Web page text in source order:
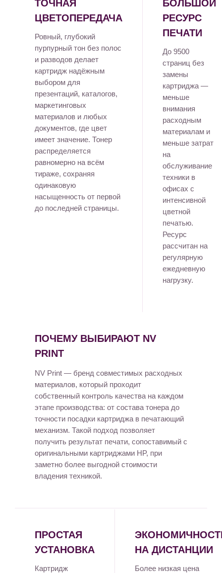
ТОЧНАЯ
ЦВЕТОПЕРЕДАЧА
Ровный, глубокий
пурпурный тон без полос
и разводов делает
картридж надёжным
выбором для
презентаций, каталогов,
маркетинговых
материалов и любых
документов, где цвет
имеет значение. Тонер
распределяется
равномерно на всём
тираже, сохраняя
одинаковую
насыщенность от первой
до последней страницы.
БОЛЬШОЙ
РЕСУРС
ПЕЧАТИ
До 9500
страниц без
замены
картриджа —
меньше
внимания
расходным
материалам и
меньше затрат
на
обслуживание
техники в
офисах с
интенсивной
цветной
печатью.
Ресурс
рассчитан на
регулярную
ежедневную
нагрузку.
ПОЧЕМУ ВЫБИРАЮТ NV
PRINT
NV Print — бренд совместимых расходных
материалов, который проходит
собственный контроль качества на каждом
этапе производства: от состава тонера до
точности посадки картриджа в печатающий
механизм. Такой подход позволяет
получить результат печати, сопоставимый с
оригинальными картриджами HP, при
заметно более выгодной стоимости
владения техникой.
ПРОСТАЯ
УСТАНОВКА
Картридж
НА ДИСТАНЦИИ
Более низкая цена